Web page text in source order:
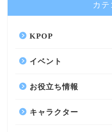
カテ
KPOP
イベント
お役立ち情報
キャラクター